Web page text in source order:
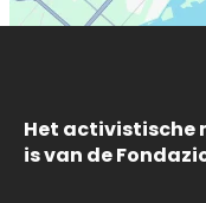
Het activistische
is van de